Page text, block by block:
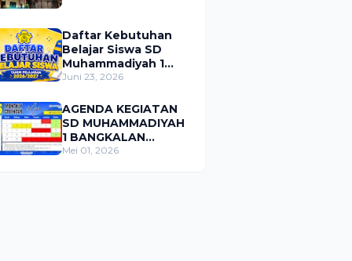
Daftar Kebutuhan
Belajar Siswa SD
Muhammadiyah 1
Bangkalan Tahun
Juni 23, 2026
AGENDA KEGIATAN
SD MUHAMMADIYAH
1 BANGKALAN
BULAN MEI 2026
Mei 01, 2026